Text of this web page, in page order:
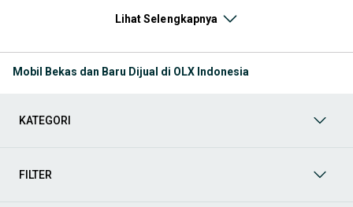
Jelajahi sekarang dan temukan mobil yang paling sesuai dengan
Anda mencari mobil keluarga, SUV tangguh, sedan elegan, atau
yang berkualitas. Kami hadir untuk memastikan pengalaman jual
passion Anda sekarang juga. Berikut adalah kategori utama yang
Lihat Selengkapnya
Mobil Bekas dan Baru Dijual di OLX Indonesia
KATEGORI
FILTER